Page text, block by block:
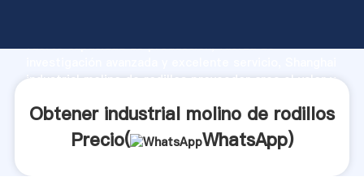
fuerte capacidad de producción, fuerza de
industrial molino de rodillos proveedor crea el valor y
Obtener industrial molino de rodillos
Precio(
WhatsApp)